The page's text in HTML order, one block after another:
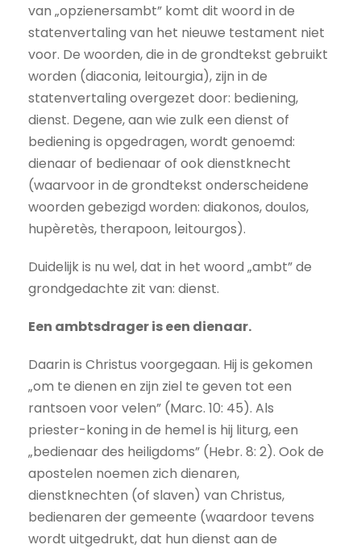
van „opzienersambt” komt dit woord in de
statenvertaling van het nieuwe testament niet
voor. De woorden, die in de grondtekst gebruikt
worden (diaconia, leitourgia), zijn in de
statenvertaling overgezet door: bediening,
dienst. Degene, aan wie zulk een dienst of
bediening is opgedragen, wordt genoemd:
dienaar of bedienaar of ook dienstknecht
(waarvoor in de grondtekst onderscheidene
woorden gebezigd worden: diakonos, doulos,
hupèretès, therapoon, leitourgos).
Duidelijk is nu wel, dat in het woord „ambt” de
grondgedachte zit van: dienst.
Een ambtsdrager is een dienaar.
Daarin is Christus voorgegaan. Hij is gekomen
„om te dienen en zijn ziel te geven tot een
rantsoen voor velen” (Marc. 10: 45). Als
priester-koning in de hemel is hij liturg, een
„bedienaar des heiligdoms” (Hebr. 8: 2). Ook de
apostelen noemen zich dienaren,
dienstknechten (of slaven) van Christus,
bedienaren der gemeente (waardoor tevens
wordt uitgedrukt, dat hun dienst aan de